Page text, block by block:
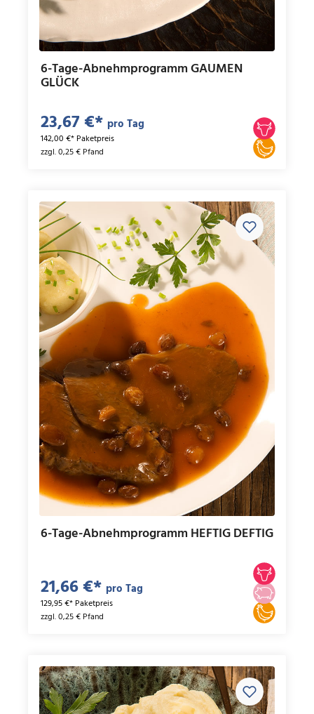
6-Tage-Abnehmprogramm GAUMEN
GLÜCK
23,67 €* pro Tag
142,00 €* Paketpreis
zzgl. 0,25 € Pfand
6-Tage-Abnehmprogramm HEFTIG DEFTIG
21,66 €* pro Tag
129,95 €* Paketpreis
zzgl. 0,25 € Pfand